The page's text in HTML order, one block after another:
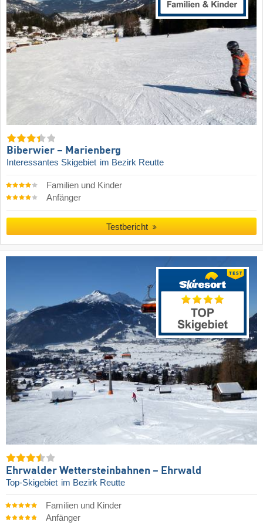
Biberwier – Marienberg
Interessantes Skigebiet im Bezirk Reutte
Familien und Kinder
Anfänger
Testbericht
Ehrwalder Wettersteinbahnen – Ehrwald
Top-Skigebiet im Bezirk Reutte
Familien und Kinder
Anfänger